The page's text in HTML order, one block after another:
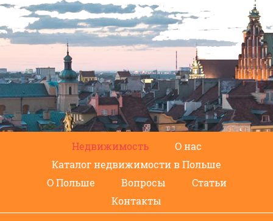
Недвижимость
О нас
Каталог недвижимости в Польше
О Польше
Вопросы
Статьи
Контакты